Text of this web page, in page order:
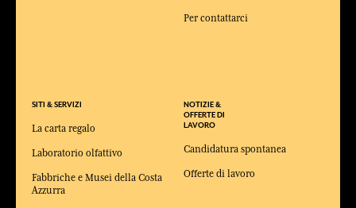
SITI & SERVIZI
La carta regalo
Laboratorio olfattivo
Fabbriche e Musei della Costa
Azzurra
Per contattarci
NOTIZIE &
OFFERTE DI
LAVORO
Candidatura spontanea
Offerte di lavoro